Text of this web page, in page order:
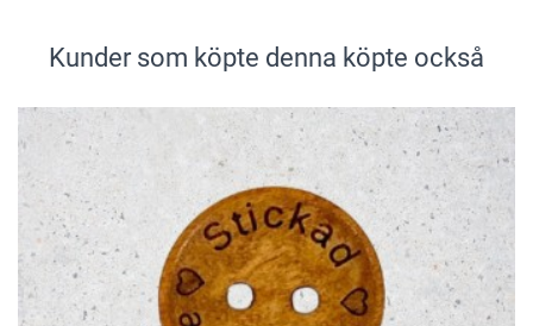
Kunder som köpte denna köpte också